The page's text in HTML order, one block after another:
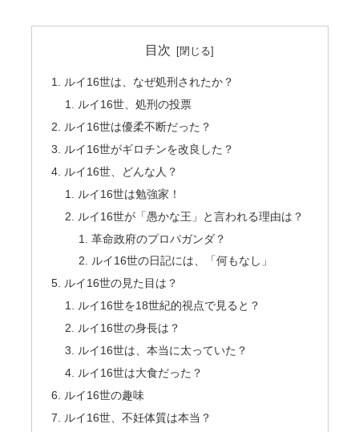
目次
ルイ16世は、なぜ処刑されたか？
ルイ16世、処刑の投票
ルイ16世は優柔不断だった？
ルイ16世がギロチンを改良した？
ルイ16世、どんな人？
ルイ16世は勉強家！
ルイ16世が「愚かな王」と言われる理由は？
革命政府のプロパガンダ？
ルイ16世の日記には、「何もなし」
ルイ16世の見た目は？
ルイ16世を18世紀的視点で見ると？
ルイ16世の身長は？
ルイ16世は、本当に太っていた？
ルイ16世は大食だった？
ルイ16世の趣味
ルイ16世、不妊体質は本当？